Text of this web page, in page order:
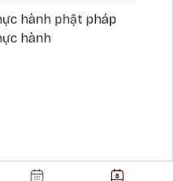
hành phật pháp
hành